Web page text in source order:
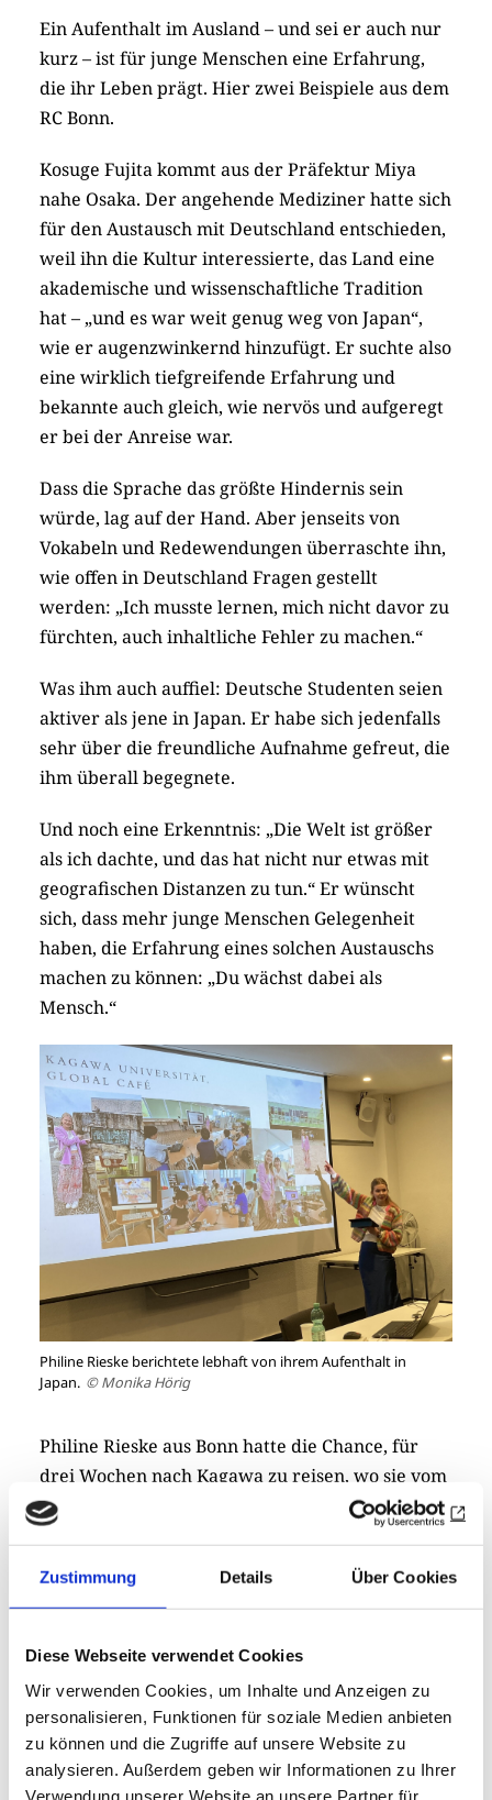
Zustimmung Details Über Cookies
Diese Webseite verwendet Cookies
Wir verwenden Cookies, um Inhalte und Anzeigen zu
personalisieren, Funktionen für soziale Medien anbieten
zu können und die Zugriffe auf unsere Website zu
analysieren. Außerdem geben wir Informationen zu Ihrer
Verwendung unserer Website an unsere Partner für
Ein Aufenthalt im Ausland – und sei er auch nur
kurz – ist für junge Menschen eine Erfahrung,
die ihr Leben prägt. Hier zwei Beispiele aus dem
RC Bonn.
Kosuge Fujita kommt aus der Präfektur Miya
nahe Osaka. Der angehende Mediziner hatte sich
für den Austausch mit Deutschland entschieden,
weil ihn die Kultur interessierte, das Land eine
akademische und wissenschaftliche Tradition
hat – „und es war weit genug weg von Japan“,
wie er augenzwinkernd hinzufügt. Er suchte also
eine wirklich tiefgreifende Erfahrung und
bekannte auch gleich, wie nervös und aufgeregt
er bei der Anreise war.
Dass die Sprache das größte Hindernis sein
würde, lag auf der Hand. Aber jenseits von
Vokabeln und Redewendungen überraschte ihn,
wie offen in Deutschland Fragen gestellt
werden: „Ich musste lernen, mich nicht davor zu
fürchten, auch inhaltliche Fehler zu machen.“
Was ihm auch auffiel: Deutsche Studenten seien
aktiver als jene in Japan. Er habe sich jedenfalls
sehr über die freundliche Aufnahme gefreut, die
ihm überall begegnete.
Und noch eine Erkenntnis: „Die Welt ist größer
als ich dachte, und das hat nicht nur etwas mit
geografischen Distanzen zu tun.“ Er wünscht
sich, dass mehr junge Menschen Gelegenheit
haben, die Erfahrung eines solchen Austauschs
machen zu können: „Du wächst dabei als
Mensch.“
Philine Rieske berichtete lebhaft von ihrem Aufenthalt in
Japan. © Monika Hörig
Philine Rieske aus Bonn hatte die Chance, für
drei Wochen nach Kagawa zu reisen, wo sie vom
RC Takamatsu in der Präfektur Kagawa im
Norden der Insel Shikoku betreut wurde. In
gleich drei Gastfamilien konnte sie Einblick in
den japanischen Alltag bekommen und dabei
zubereitet. Auch hier war die Sprache eine
Hürde, aber mit interaktiven Übersetzungs-Apps
klappte es. „Ich habe dabei gelernt, wie wertvoll
Kommunikation ist“, sagt Philine. Als es nach der
Landung in Japan Probleme mit der